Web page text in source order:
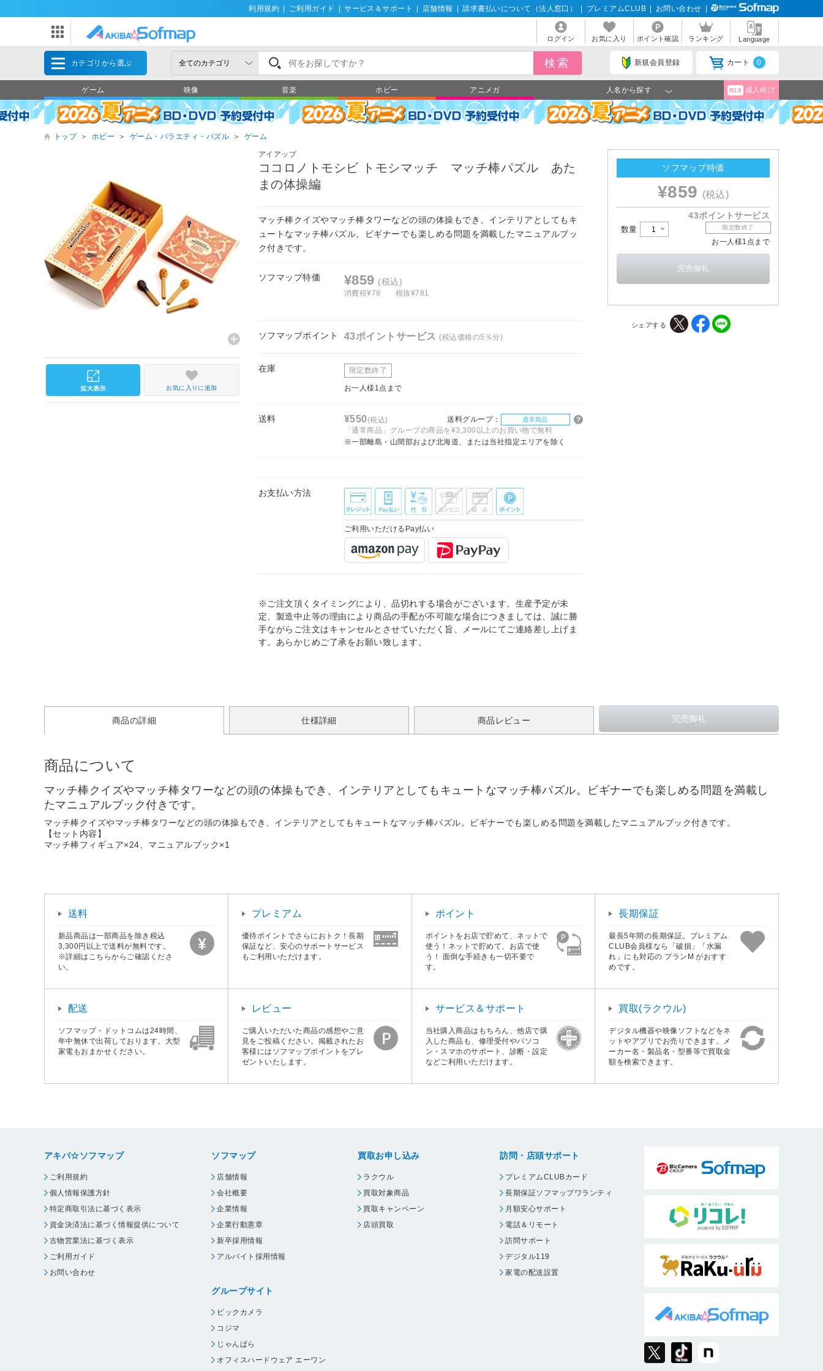
利用規約 ご利用ガイド サービス＆サポート 店舗情報 請求書払いについて（法人窓口） プレミアムCLUB お問い合わせ
ログイン お気に入り ポイント確認 ランキング Language
カテゴリから選ぶ 新規会員登録 カート 0
ゲーム 映像 音楽 ホビー アニメガ 人名から探す R18 成人向け
トップ ＞ ホビー ＞ ゲーム・バラエティ・パズル ＞ ゲーム
アイアップ
ココロノトモシビ トモシマッチ マッチ棒パズル あた
まの体操編
マッチ棒クイズやマッチ棒タワーなどの頭の体操もでき、インテリアとしてもキ
ュートなマッチ棒パズル。ビギナーでも楽しめる問題を満載したマニュアルブッ
ク付きです。
ソフマップ特価 ¥859 (税込)
消費税¥78 税抜¥781
ソフマップポイント 43ポイントサービス(税込価格の5％分)
在庫 限定数終了
お一人様1点まで
送料 ¥550(税込) 送料グループ： 通常商品
「通常商品」グループの商品を¥3,300以上のお買い物で無料
※一部離島・山間部および北海道、または当社指定エリアを除く
お支払い方法
ご利用いただけるPay払い
※ご注文頂くタイミングにより、品切れする場合がございます。生産予定が未
定、製造中止等の理由により商品の手配が不可能な場合につきましては、誠に勝
手ながらご注文はキャンセルとさせていただく旨、メールにてご連絡差し上げま
す。あらかじめご了承をお願い致します。
お気に入りに追加
ソフマップ特価
¥859 (税込)
43ポイントサービス
数量 限定数終了
お一人様1点まで
シェアする
商品の詳細 仕様詳細 商品レビュー
商品について
マッチ棒クイズやマッチ棒タワーなどの頭の体操もでき、インテリアとしてもキュートなマッチ棒パズル。ビギナーでも楽しめる問題を満載し
たマニュアルブック付きです。
マッチ棒クイズやマッチ棒タワーなどの頭の体操もでき、インテリアとしてもキュートなマッチ棒パズル。ビギナーでも楽しめる問題を満載したマニュアルブック付きです。
【セット内容】
マッチ棒フィギュア×24、マニュアルブック×1
送料
新品商品は一部商品を除き税込
3,300円以上で送料が無料です。
※詳細はこちらからご確認くださ
い。
プレミアム
優待ポイントでさらにおトク！長期
保証など、安心のサポートサービス
もご利用いただけます。
ポイント
ポイントをお店で貯めて、ネットで
使う！ネットで貯めて、お店で使
う！ 面倒な手続きも一切不要で
す。
長期保証
最長5年間の長期保証。プレミアム
CLUB会員様なら「破損」「水漏
れ」にも対応の プランM がおすす
めです。
配送
ソフマップ・ドットコムは24時間、
年中無休で出荷しております。大型
家電もおまかせください。
レビュー
ご購入いただいた商品の感想やご意
見をご投稿ください。掲載されたお
客様にはソフマップポイントをプレ
ゼントいたします。
サービス＆サポート
当社購入商品はもちろん、他店で購
入した商品も、修理受付やパソコ
ン・スマホのサポート、診断・設定
などご利用いただけます。
買取(ラクウル)
デジタル機器や映像ソフトなどをネ
ットやアプリでお売りできます。メ
ーカー名・製品名・型番等で買取金
額を検索できます。
アキバ☆ソフマップ
ご利用規約
個人情報保護方針
特定商取引法に基づく表示
資金決済法に基づく情報提供について
古物営業法に基づく表示
ご利用ガイド
お問い合わせ
ソフマップ
店舗情報
会社概要
企業情報
企業行動憲章
新卒採用情報
アルバイト採用情報
グループサイト
ビックカメラ
コジマ
じゃんぱら
オフィスハードウェア エーワン
買取お申し込み
ラクウル
買取対象商品
買取キャンペーン
店頭買取
訪問・店頭サポート
プレミアムCLUBカード
長期保証ソフマップワランティ
月額安心サポート
電話＆リモート
訪問サポート
デジタル119
家電の配送設置